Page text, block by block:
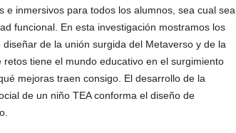
e inmersivos para todos los alumnos, sea cual sea
funcional. En esta investigación mostramos los
de la unión surgida del Metaverso y de la
retos tiene el mundo educativo en el surgimiento
mejoras traen consigo. El desarrollo de la
de un niño TEA conforma el diseño de